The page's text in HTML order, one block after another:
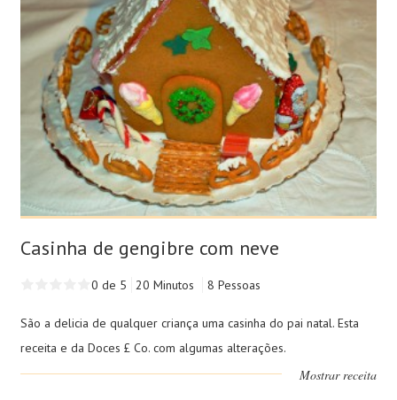
Casinha de gengibre com neve
0 de 5 20 Minutos 8 Pessoas
São a delicia de qualquer criança uma casinha do pai natal. Esta
receita e da Doces £ Co. com algumas alterações.
Mostrar receita